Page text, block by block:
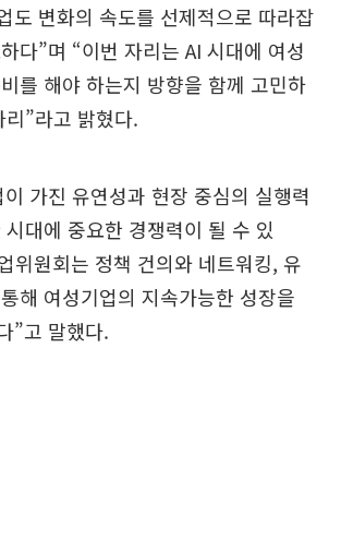
도 변화의 속도를 선제적으로 따라잡
다”며 “이번 자리는 AI 시대에 여성
를 해야 하는지 방향을 함께 고민하
”라고 밝혔다.
가진 유연성과 현장 중심의 실행력
대에 중요한 경쟁력이 될 수 있
위원회는 정책 건의와 네트워킹, 유
해 여성기업의 지속가능한 성장을
”고 말했다.